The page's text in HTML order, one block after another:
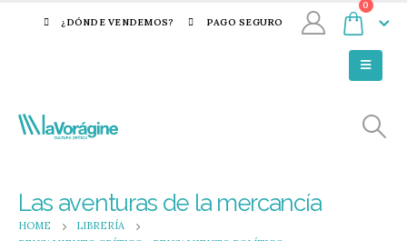
¿DÓNDE VENDEMOS? PAGO SEGURO
0
Las aventuras de la mercancía
HOME
LIBRERÍA